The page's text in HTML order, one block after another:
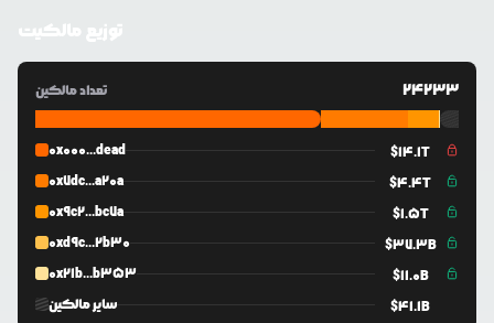
تعداد مالکین 24233
0x000...dead $14.1T
0x7dc...a20a
$4.4T
0x9c2...bc7a
$1.5T
0xd9c...2b30
$37.3B
0x21b...b353
$11.0B
سایر مالکین
$41.1B